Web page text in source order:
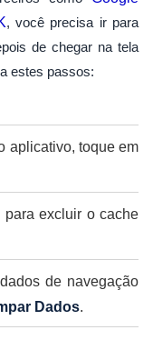
, você precisa ir para
de chegar na tela
estes passos:
aplicativo, toque em
excluir o cache
de navegação
Dados.